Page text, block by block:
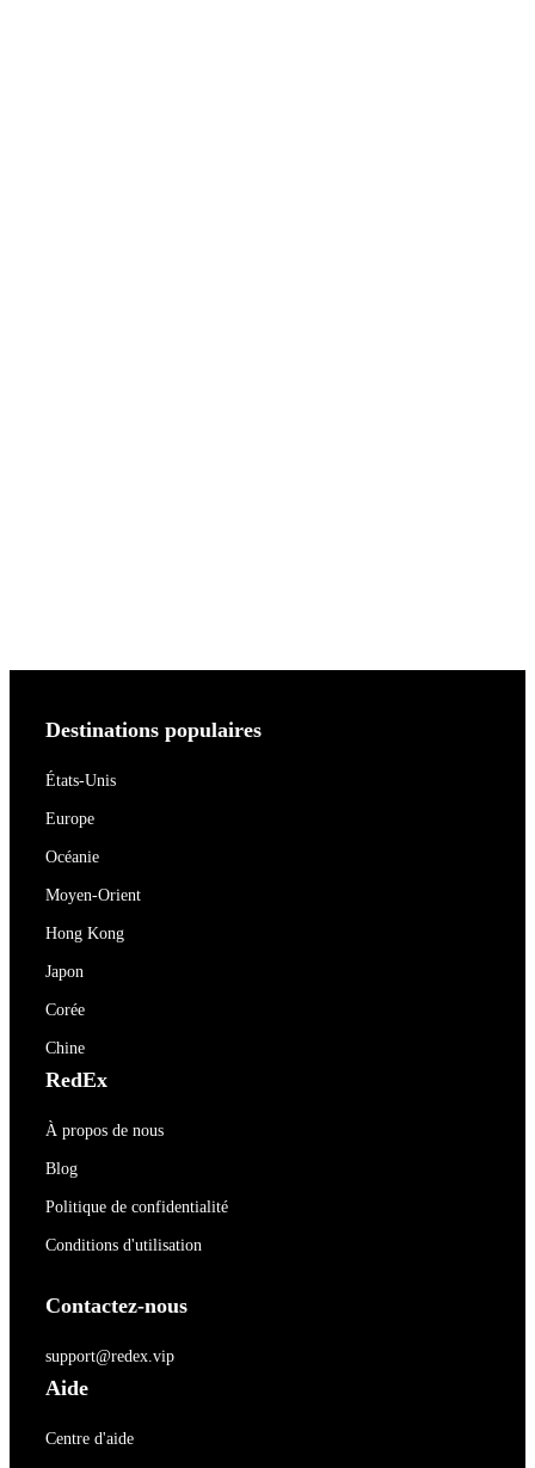
Destinations populaires
États-Unis
Europe
Océanie
Moyen-Orient
Hong Kong
Japon
Corée
Chine
RedEx
À propos de nous
Blog
Politique de confidentialité
Conditions d'utilisation
Contactez-nous
support@redex.vip
Aide
Centre d'aide